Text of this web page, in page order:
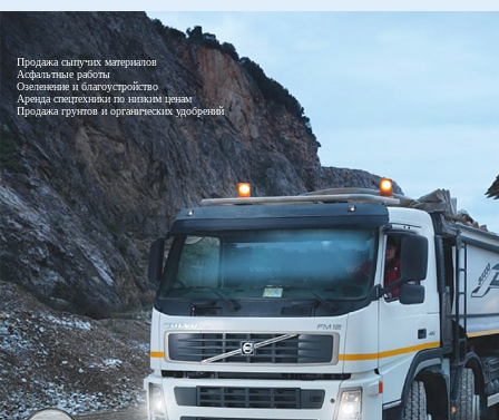
Продажа сыпучих материалов
Асфальтные работы
Озеленение и благоустройство
Аренда спецтехники по низким ценам
Продажа грунтов и органических удобрений